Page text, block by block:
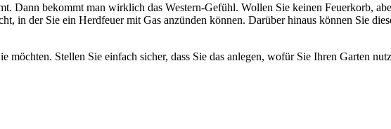
Dann bekommt man wirklich das Western-Gefühl. Wollen Sie keinen Feuerkorb,
in der Sie ein Herdfeuer mit Gas anzünden können. Darüber hinaus können Sie
Stellen Sie einfach sicher, dass Sie das anlegen, wofür Sie Ihren Garten